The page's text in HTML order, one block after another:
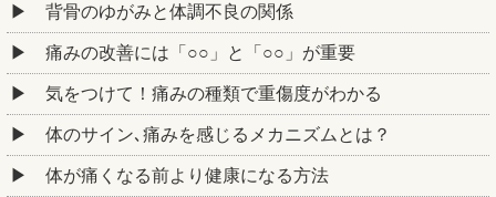
背骨のゆがみと体調不良の関係
痛みの改善には「○○」と「○○」が重要
気をつけて！痛みの種類で重傷度がわかる
体のサイン､痛みを感じるメカニズムとは？
体が痛くなる前より健康になる方法